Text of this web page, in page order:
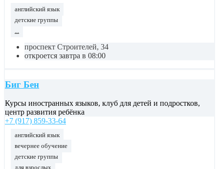
английский язык
детские группы
...
проспект Строителей, 34
откроется завтра в 08:00
Биг Бен
Курсы иностранных языков, клуб для детей и подростков,
центр развития ребёнка
+7 (917) 859-33-64
английский язык
вечернее обучение
детские группы